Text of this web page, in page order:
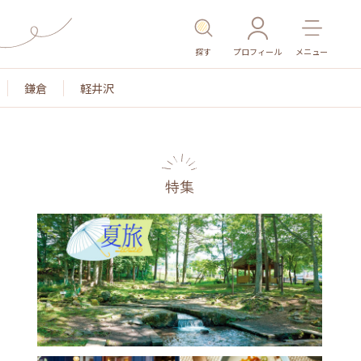
探す プロフィール メニュー
鎌倉 軽井沢
名所・旧跡 温泉・スパ その他施設 ごはん
特集